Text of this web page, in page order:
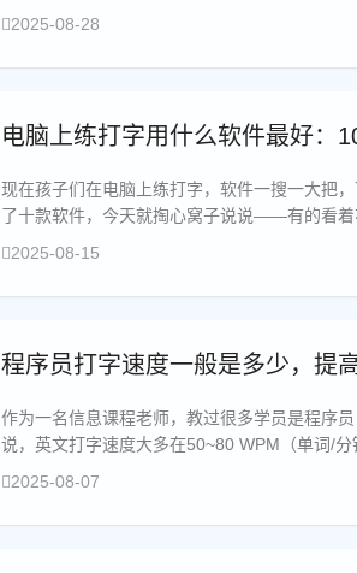
2025-08-28
电脑上练打字用什么软件最好：
现在孩子们在电脑上练打字，软件一搜一大把
了十款软件，今天就掏心窝子说说——有的看着
2025-08-15
程序员打字速度一般是多少，提
作为一名信息课程老师，教过很多学员是程序
说，英文打字速度大多在50~80 WPM（单词/
2025-08-07